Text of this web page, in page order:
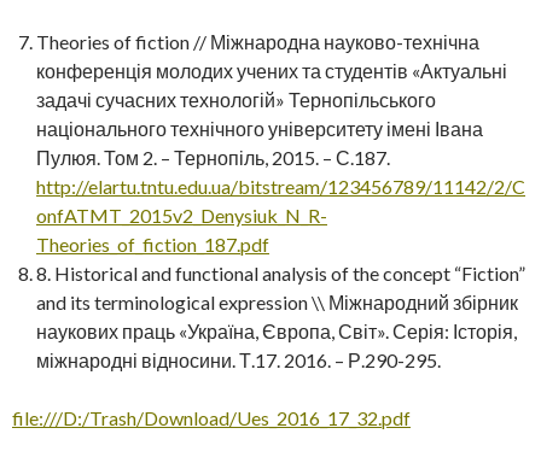
Theories of fiction // Міжнародна науково-технічна
конференція молодих учених та студентів «Актуальні
задачі сучасних технологій» Тернопільського
національного технічного університету імені Івана
Пулюя. Том 2. – Тернопіль, 2015. – С.187.
http://elartu.tntu.edu.ua/bitstream/123456789/11142/2/C
onfATMT_2015v2_Denysiuk_N_R-
Theories_of_fiction_187.pdf
8. Historical and functional analysis of the concept “Fiction”
and its terminological expression \\ Міжнародний збірник
наукових праць «Україна, Європа, Світ». Серія: Історія,
міжнародні відносини. Т.17. 2016. – Р.290-295.
file:///D:/Trash/Download/Ues_2016_17_32.pdf